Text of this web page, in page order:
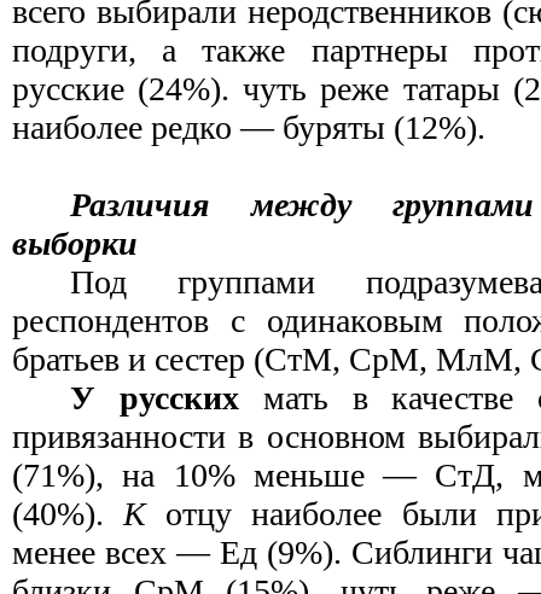
всего выбирали неродственников
подруги, а также партнеры
русские (24%). чуть реже татары
наиболее редко — буряты (12%).
Различия между
выборки
Под группами
респондентов с одинаковым
братьев и сестер (СтМ, СрМ,
У русских мать в качестве
привязанности в основном
(71%), на 10% меньше — СтД,
(40%). К отцу наиболее были
менее всех — Ед (9%). Сиблинги